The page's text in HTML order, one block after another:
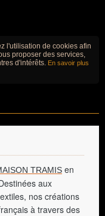
l'utilisation de cookies afin
proposer des services,
d'intérêts. En savoir plus
TRAMIS en
aux
nos créations
à travers des